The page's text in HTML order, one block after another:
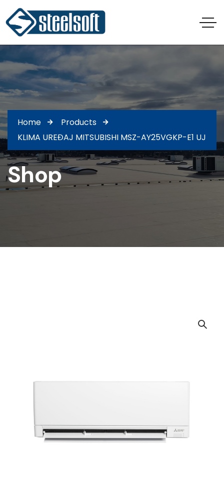
Home
Products
KLIMA UREĐAJ MITSUBISHI MSZ-AY25VGKP-E1 UJ
Shop